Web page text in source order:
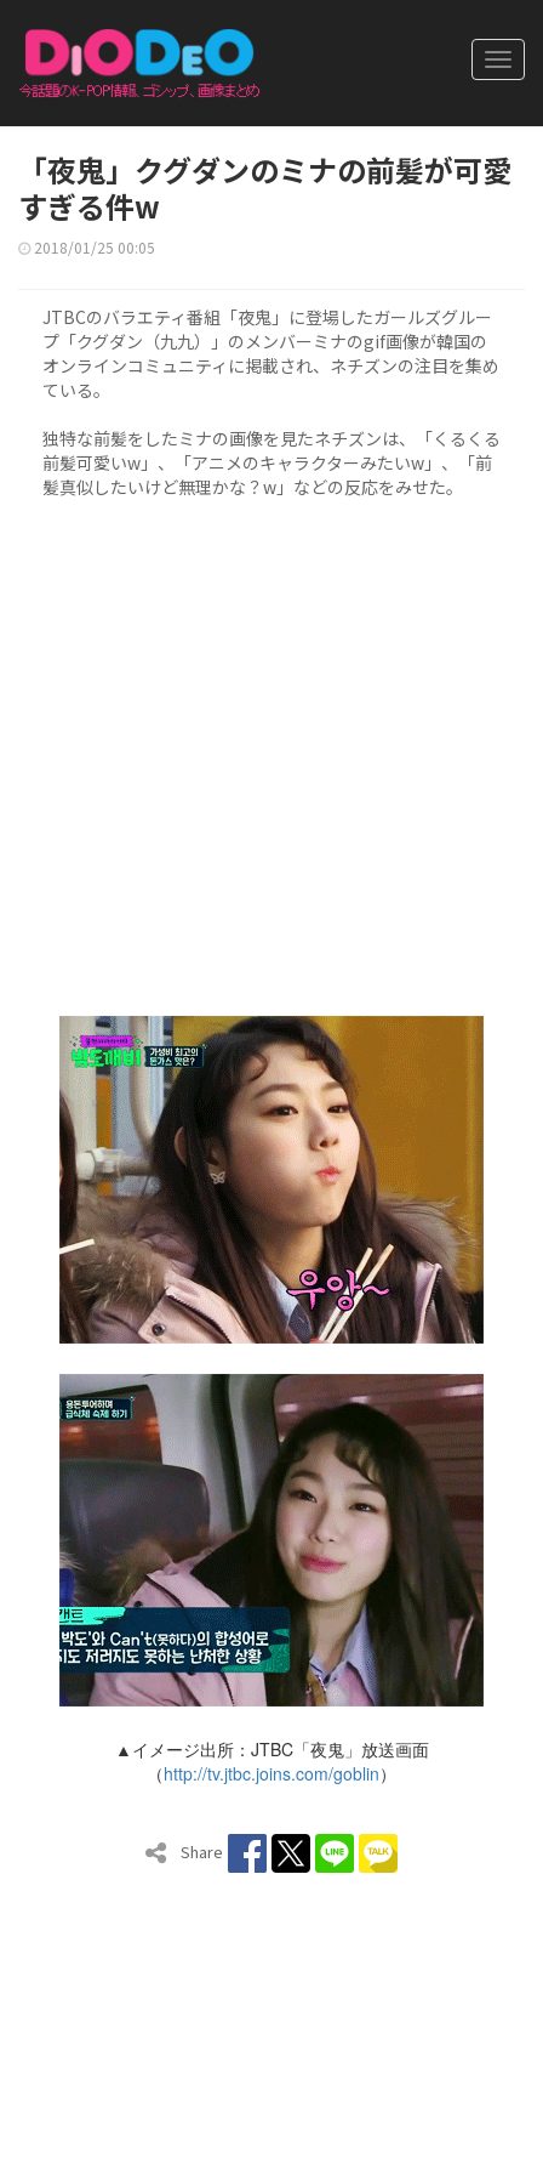
「夜鬼」クグダンのミナの前髪が可愛
すぎる件w
2018/01/25 00:05
JTBCのバラエティ番組「夜鬼」に登場したガールズグルー
プ「クグダン（九九）」のメンバーミナのgif画像が韓国の
オンラインコミュニティに掲載され、ネチズンの注目を集め
ている。
独特な前髪をしたミナの画像を見たネチズンは、「くるくる
前髪可愛いw」、「アニメのキャラクターみたいw」、「前
髪真似したいけど無理かな？w」などの反応をみせた。
▲イメージ出所：JTBC「夜鬼」放送画面
（http://tv.jtbc.joins.com/goblin）
Share